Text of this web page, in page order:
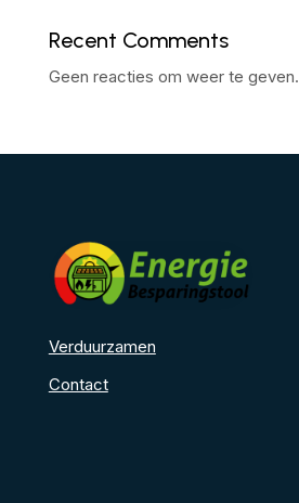
Recent Comments
Geen reacties om weer te geven.
Verduurzamen
Contact